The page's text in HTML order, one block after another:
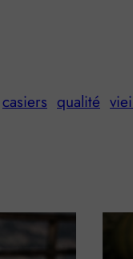
casiers qualité